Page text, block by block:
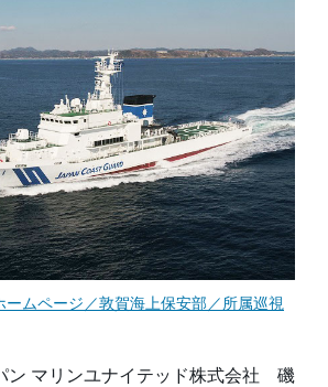
ームページ／敦賀海上保安部／所属巡視
ン マリンユナイテッド株式会社 磯